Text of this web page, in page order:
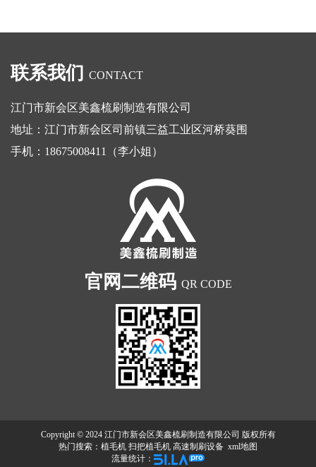
联系我们 CONTACT
江门市新会区美鑫梳刷制造有限公司
地址：江门市新会区司前镇三益工业区河桥葵围
手机：18675008411（李小姐）
官网二维码 QR CODE
Copyright © 2024 江门市新会区美鑫梳刷制造有限公司 版权所有
热门搜索： 植毛机 扫把植毛机 高速制刷设备 xml地图
流量统计：